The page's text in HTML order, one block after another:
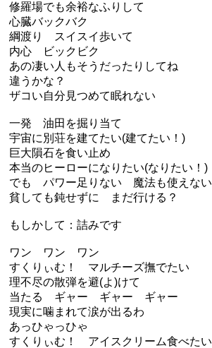
修羅場でも余裕なふりして
心臓バックバク
綱渡り スイスイ歩いて
内心 ビックビク
あの凄い人もそうだったりしてね
違うかな？
ザコい自分見つめて眠れない
一発 油田を掘り当て
宇宙に別荘を建てたい(建てたい！)
巨大隕石を食い止め
本当のヒーローになりたい(なりたい！)
でも パワー足りない 魔法も使えない
貧しても鈍せずに まだ行ける？
もしかして：詰みです
ワン ワン ワン
すくりぃむ！ マルチーズ撫でたい
理不尽の散弾を避(よ)けて
当たる ギャー ギャー ギャー
現実に噛まれて涙が出るわ
あっひゃっひゃ
すくりぃむ！ アイスクリーム食べたい